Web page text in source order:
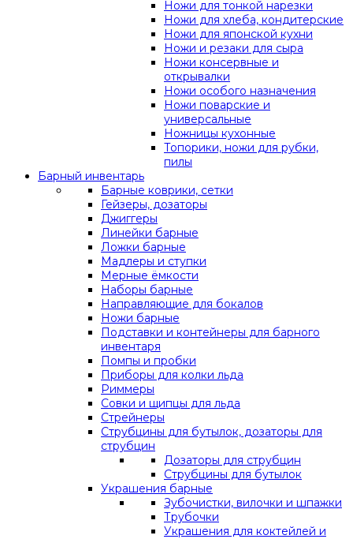
Ножи для тонкой нарезки
Ножи для хлеба, кондитерские
Ножи для японской кухни
Ножи и резаки для сыра
Ножи консервные и
открывалки
Ножи особого назначения
Ножи поварские и
универсальные
Ножницы кухонные
Топорики, ножи для рубки,
пилы
Барный инвентарь
Барные коврики, сетки
Гейзеры, дозаторы
Джиггеры
Линейки барные
Ложки барные
Мадлеры и ступки
Мерные ёмкости
Наборы барные
Направляющие для бокалов
Ножи барные
Подставки и контейнеры для барного
инвентаря
Помпы и пробки
Приборы для колки льда
Риммеры
Совки и щипцы для льда
Стрейнеры
Струбцины для бутылок, дозаторы для
струбцин
Дозаторы для струбцин
Струбцины для бутылок
Украшения барные
Зубочистки, вилочки и шпажки
Трубочки
Украшения для коктейлей и